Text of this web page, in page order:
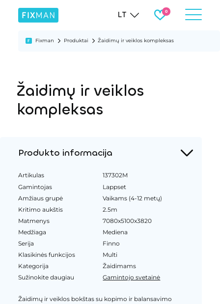
LT
Fixman Produktai Žaidimų ir veiklos kompleksas
Žaidimų ir veiklos
kompleksas
Produkto informacija
Artikulas
137302M
Gamintojas
Lappset
Amžiaus grupė
Vaikams (4-12 metų)
Kritimo aukštis
2.5m
Matmenys
7080x5100x3820
Medžiaga
Mediena
Serija
Finno
Klasikinės funkcijos
Multi
Kategorija
Žaidimams
Sužinokite daugiau
Gamintojo svetainė
Žaidimų ir veiklos bokštas su kopimo ir balansavimo